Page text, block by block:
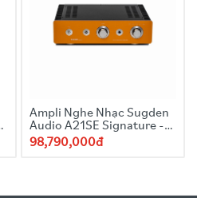
Ampli Nghe Nhạc Sugden
Audio A21SE Signature -
Orange
98,790,000đ